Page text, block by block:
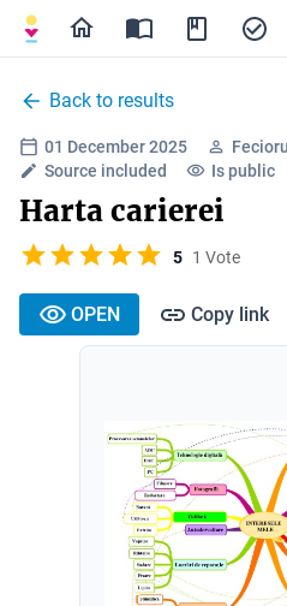
Back to results
01 December 2025
Source included
Is public
Harta carierei
5 1 Vote
OPEN Copy link